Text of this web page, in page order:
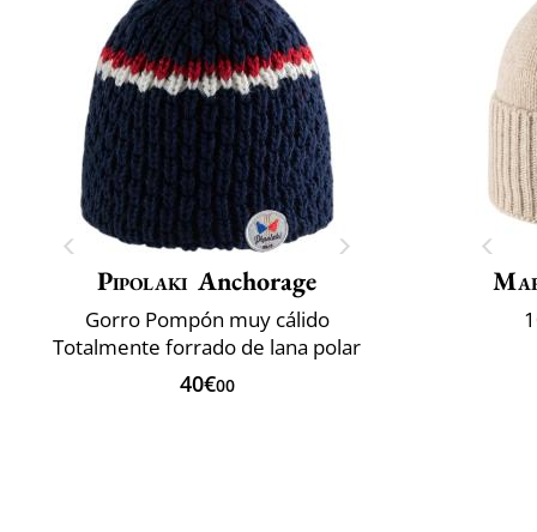
Pipolaki Anchorage
Gorro Pompón muy cálido
Totalmente forrado de lana polar
40€00